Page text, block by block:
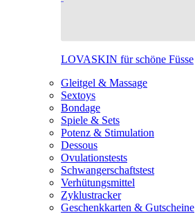
LOVASKIN für schöne Füsse
Gleitgel & Massage
Sextoys
Bondage
Spiele & Sets
Potenz & Stimulation
Dessous
Ovulationstests
Schwangerschaftstest
Verhütungsmittel
Zyklustracker
Geschenkkarten & Gutscheine